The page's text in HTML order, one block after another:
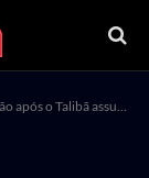
assumir o controle de Cabul